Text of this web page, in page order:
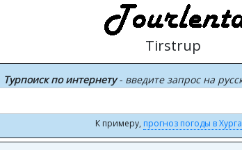
Tirstrup
Турпоиск по интернету- введите запрос на
К примеру, прогноз погоды в